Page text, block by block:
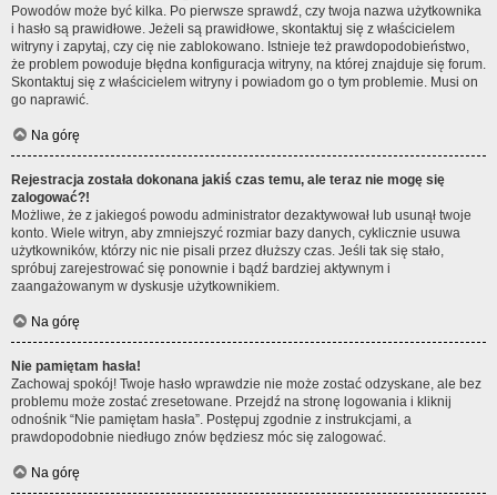
Powodów może być kilka. Po pierwsze sprawdź, czy twoja nazwa użytkownika
i hasło są prawidłowe. Jeżeli są prawidłowe, skontaktuj się z właścicielem
witryny i zapytaj, czy cię nie zablokowano. Istnieje też prawdopodobieństwo,
że problem powoduje błędna konfiguracja witryny, na której znajduje się forum.
Skontaktuj się z właścicielem witryny i powiadom go o tym problemie. Musi on
go naprawić.
Na górę
Rejestracja została dokonana jakiś czas temu, ale teraz nie mogę się
zalogować?!
Możliwe, że z jakiegoś powodu administrator dezaktywował lub usunął twoje
konto. Wiele witryn, aby zmniejszyć rozmiar bazy danych, cyklicznie usuwa
użytkowników, którzy nic nie pisali przez dłuższy czas. Jeśli tak się stało,
spróbuj zarejestrować się ponownie i bądź bardziej aktywnym i
zaangażowanym w dyskusje użytkownikiem.
Na górę
Nie pamiętam hasła!
Zachowaj spokój! Twoje hasło wprawdzie nie może zostać odzyskane, ale bez
problemu może zostać zresetowane. Przejdź na stronę logowania i kliknij
odnośnik “Nie pamiętam hasła”. Postępuj zgodnie z instrukcjami, a
prawdopodobnie niedługo znów będziesz móc się zalogować.
Na górę